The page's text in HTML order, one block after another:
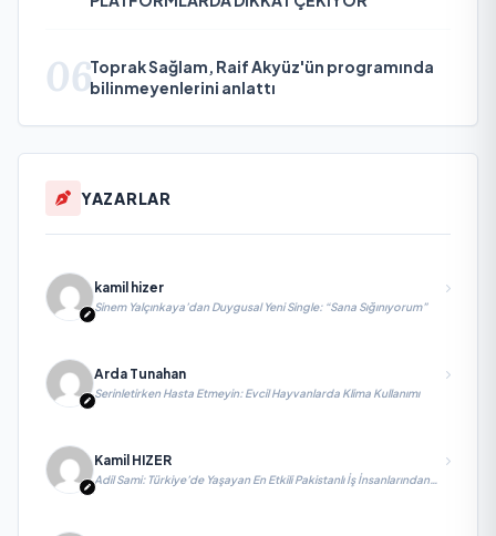
06Toprak Sağlam, Raif Akyüz'ün programında
bilinmeyenlerini anlattı
YAZARLAR
kamil hizer
Sinem Yalçınkaya’dan Duygusal Yeni Single: “Sana Sığınıyorum”
Arda Tunahan
Serinletirken Hasta Etmeyin: Evcil Hayvanlarda Klima Kullanımı
Kamil HIZER
Adil Sami: Türkiye’de Yaşayan En Etkili Pakistanlı İş İnsanlarından